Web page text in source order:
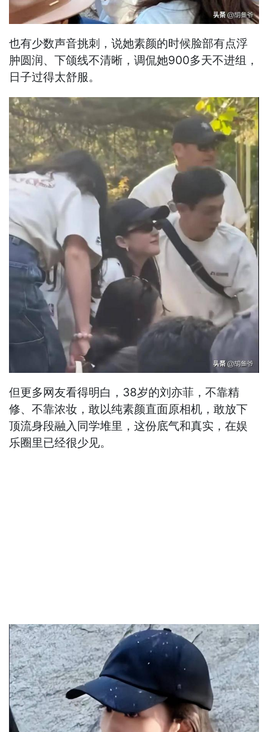
也有少数声音挑刺，说她素颜的时候脸部有点浮
肿圆润、下颌线不清晰，调侃她900多天不进组，
日子过得太舒服。
但更多网友看得明白，38岁的刘亦菲，不靠精
修、不靠浓妆，敢以纯素颜直面原相机，敢放下
顶流身段融入同学堆里，这份底气和真实，在娱
乐圈里已经很少见。